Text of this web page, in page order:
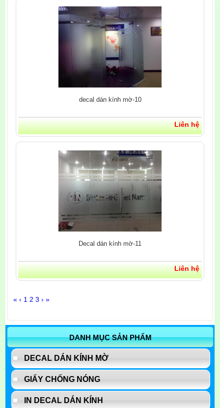
decal dán kính mờ-10
Liên hệ
Decal dán kính mờ-11
Liên hệ
« ‹ 1 2 3 › »
DANH MỤC SẢN PHẨM
DECAL DÁN KÍNH MỜ
GIẤY CHỐNG NÓNG
IN DECAL DÁN KÍNH